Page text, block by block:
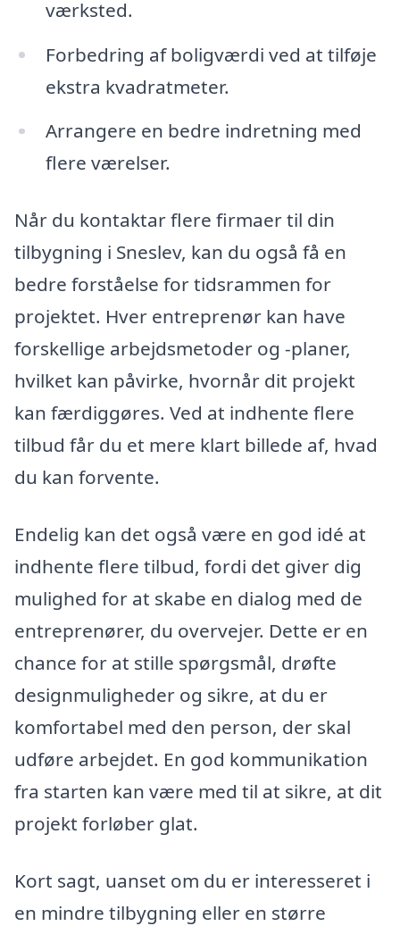
værksted.
Forbedring af boligværdi ved at tilføje
ekstra kvadratmeter.
Arrangere en bedre indretning med
flere værelser.
Når du kontaktar flere firmaer til din
tilbygning i Sneslev, kan du også få en
bedre forståelse for tidsrammen for
projektet. Hver entreprenør kan have
forskellige arbejdsmetoder og -planer,
hvilket kan påvirke, hvornår dit projekt
kan færdiggøres. Ved at indhente flere
tilbud får du et mere klart billede af, hvad
du kan forvente.
Endelig kan det også være en god idé at
indhente flere tilbud, fordi det giver dig
mulighed for at skabe en dialog med de
entreprenører, du overvejer. Dette er en
chance for at stille spørgsmål, drøfte
designmuligheder og sikre, at du er
komfortabel med den person, der skal
udføre arbejdet. En god kommunikation
fra starten kan være med til at sikre, at dit
projekt forløber glat.
Kort sagt, uanset om du er interesseret i
en mindre tilbygning eller en større